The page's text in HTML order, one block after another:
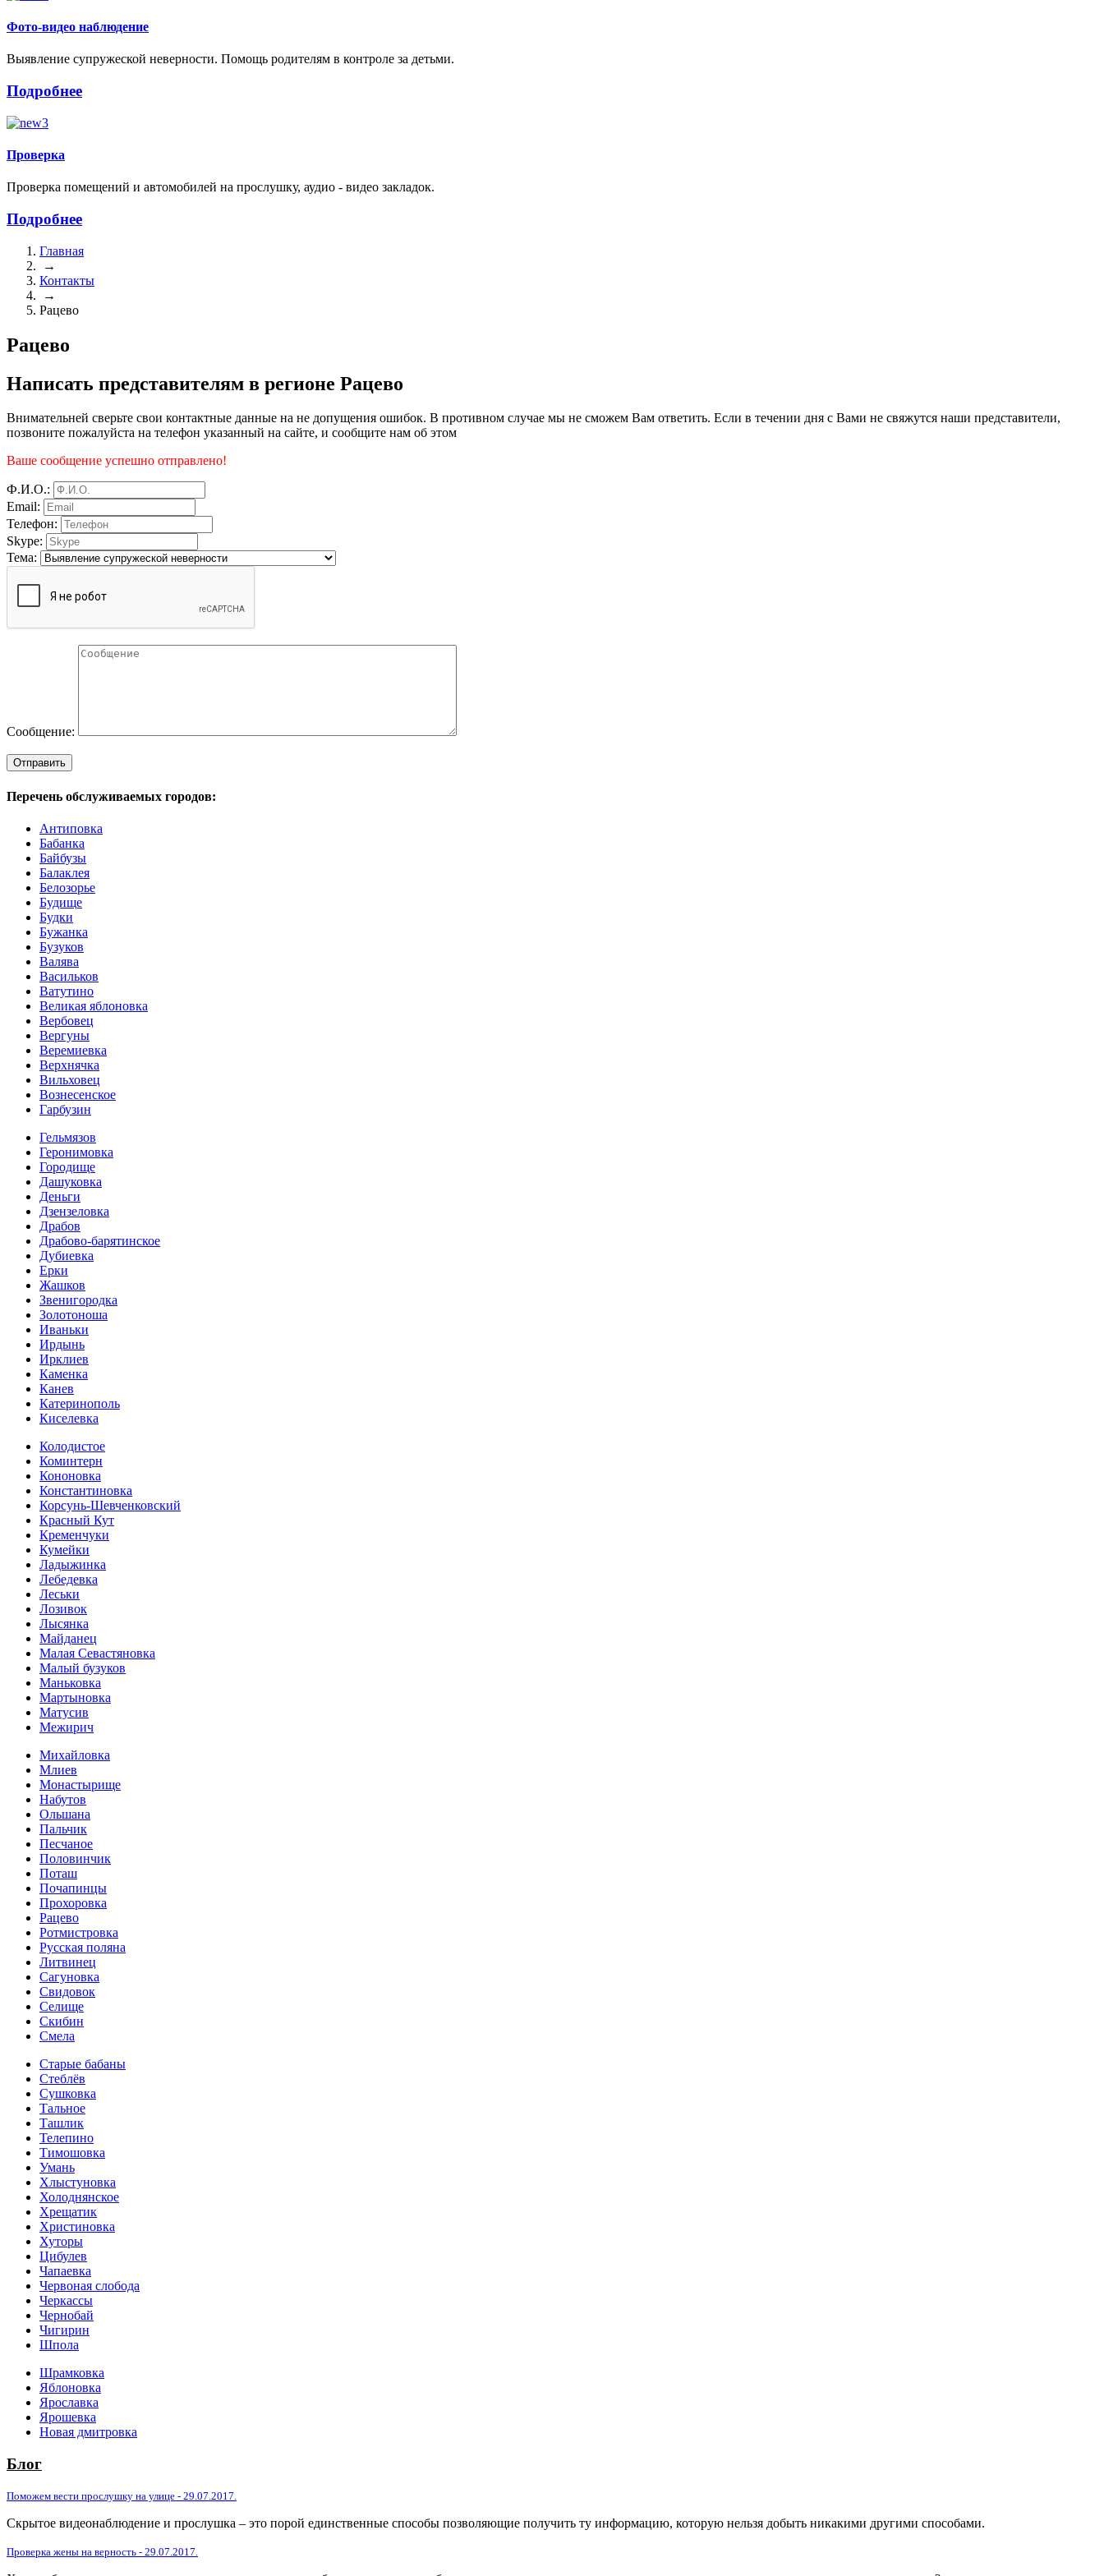
Фото-видео наблюдение
Выявление супружеской неверности. Помощь родителям в контроле за детьми.
Подробнее
Проверка
Проверка помещений и автомобилей на прослушку, аудио - видео закладок.
Подробнее
Главная
→
Контакты
→
Рацево
Рацево
Написать представителям в регионе Рацево
Внимательней сверьте свои контактные данные на не допущения ошибок. В противном случае мы не сможем Вам ответить. Если в течении дня с Вами не свяжутся наши представители,
позвоните пожалуйста на телефон указанный на сайте, и сообщите нам об этом
Ваше сообщение успешно отправлено!
Ф.И.О.:
Email:
Телефон:
Skype:
Тема:
Сообщение:
Перечень обслуживаемых городов:
Антиповка
Бабанка
Байбузы
Балаклея
Белозорье
Будище
Будки
Бужанка
Бузуков
Валява
Васильков
Ватутино
Великая яблоновка
Вербовец
Вергуны
Веремиевка
Верхнячка
Вильховец
Вознесенское
Гарбузин
Гельмязов
Геронимовка
Городище
Дашуковка
Деньги
Дзензеловка
Драбов
Драбово-барятинское
Дубиевка
Ерки
Жашков
Звенигородка
Золотоноша
Иваньки
Ирдынь
Ирклиев
Каменка
Канев
Катеринополь
Киселевка
Колодистое
Коминтерн
Кононовка
Константиновка
Корсунь-Шевченковский
Красный Кут
Кременчуки
Кумейки
Ладыжинка
Лебедевка
Леськи
Лозивок
Лысянка
Майданец
Малая Севастяновка
Малый бузуков
Маньковка
Мартыновка
Матусив
Межирич
Михайловка
Млиев
Монастырище
Набутов
Ольшана
Пальчик
Песчаное
Половинчик
Поташ
Почапинцы
Прохоровка
Рацево
Ротмистровка
Русская поляна
Литвинец
Сагуновка
Свидовок
Селище
Скибин
Смела
Старые бабаны
Стеблёв
Сушковка
Тальное
Ташлик
Телепино
Тимошовка
Умань
Хлыстуновка
Холоднянское
Хрещатик
Христиновка
Хуторы
Цибулев
Чапаевка
Червоная слобода
Черкассы
Чернобай
Чигирин
Шпола
Шрамковка
Яблоновка
Ярославка
Ярошевка
Новая дмитровка
Блог
Поможем вести прослушку на улице - 29.07.2017.
Скрытое видеонаблюдение и прослушка – это порой единственные способы позволяющие получить ту информацию, которую нельзя добыть никакими другими способами.
Проверка жены на верность - 29.07.2017.